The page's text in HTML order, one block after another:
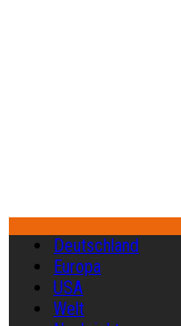
Deutschland
Europa
USA
Welt